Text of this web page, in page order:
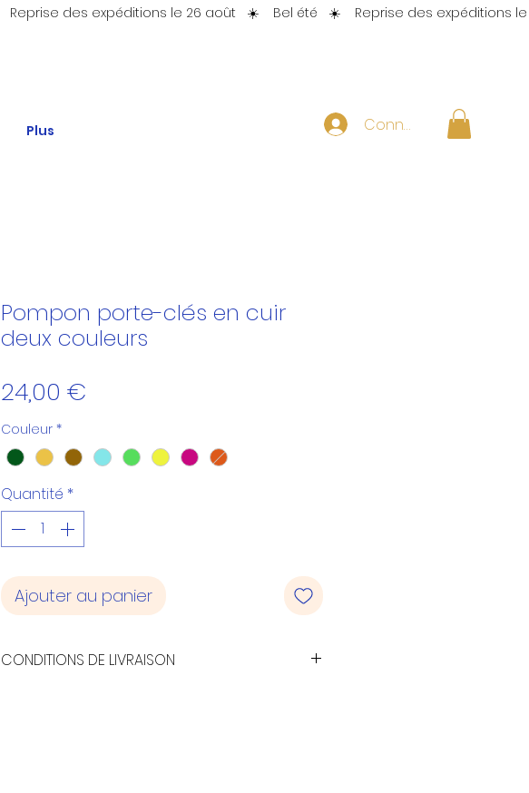
Plus Connexion
Pompon porte-clés en cuir
deux couleurs
24,00 €
Couleur *
Quantité *
Ajouter au panier
CONDITIONS DE LIVRAISON